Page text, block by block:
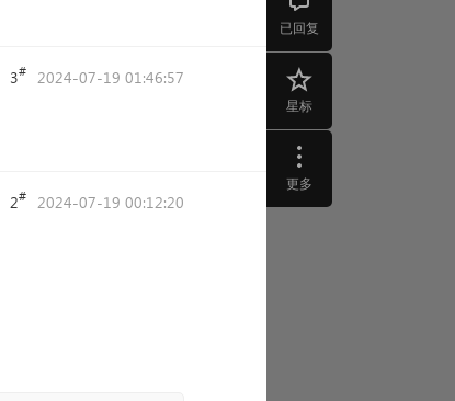
已回复
星标
更多
3# 2024-07-19 01:46:57
2# 2024-07-19 00:12:20